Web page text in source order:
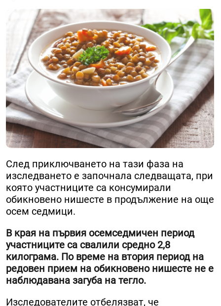
След приключването на тази фаза на
изследването е започнала следващата, при
която участниците са консумирали
обикновено нишесте в продължение на още
осем седмици.
В края на първия осемседмичен период
участниците са свалили средно 2,8
килограма. По време на втория период на
редовен прием на обикновено нишесте не е
наблюдавана загуба на тегло.
Изследователите отбелязват, че